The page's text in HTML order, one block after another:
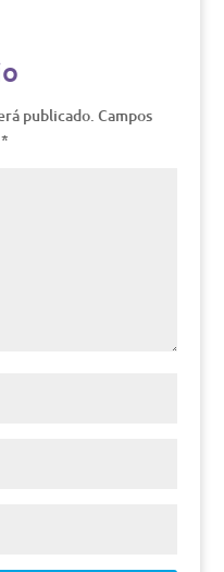
publicado. Campos
*